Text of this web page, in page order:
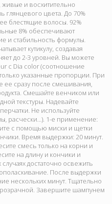
и восхитительно
глянцевого цвета. До 70%
блестящие волосы. 92%
8% обеспечивают
и стабильность формулы.
кутикулу, создавая
до 2-3 уровней. Вы можете
с Dia color (соотношение
указанные пропорции. При
ее сразу после смешивания,
Смешайте венчиком или
текстуры. Надевайте
Не используйте
расчески...). 1-е применение:
с помощью миски и щетки
Время выдержки: 20 минут.
смесь только на корни и
на длину и кончики и
достаточно освежить
После выдержки
нескольких минут. Тщательно
Завершите шампунем